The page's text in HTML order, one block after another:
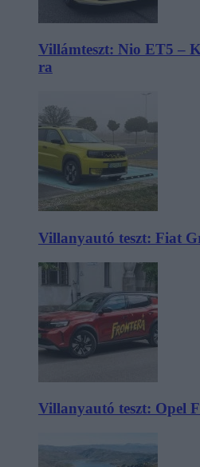
Villámteszt: Nio ET5 –
ra
Villanyautó teszt: Fiat
Villanyautó teszt: Opel